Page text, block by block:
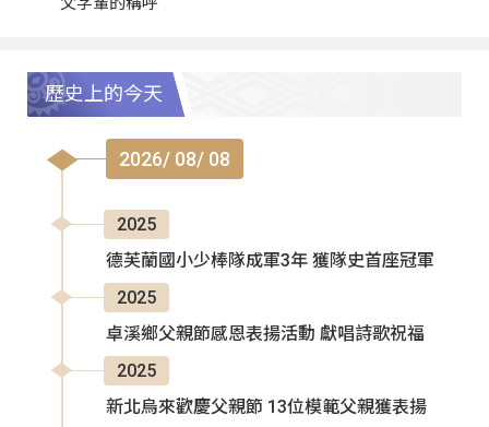
歷史上的今天
2026/ 08/ 08
2025
德芙蘭國小少棒隊成軍3年 獲隊史首座冠軍
2025
卓溪鄉父親節感恩表揚活動 獻唱詩歌祝福
2025
新北烏來歡慶父親節 13位模範父親獲表揚